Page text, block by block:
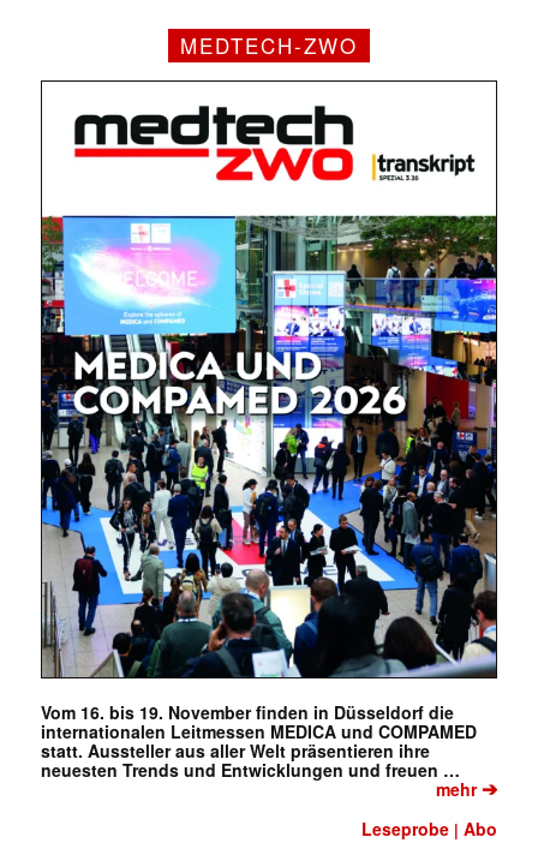
MEDTECH-ZWO
Vom 16. bis 19. November finden in Düsseldorf die
internationalen Leitmessen MEDICA und COMPAMED
statt. Aussteller aus aller Welt präsentieren ihre
neuesten Trends und Entwicklungen und freuen …
mehr➔
Leseprobe |Abo